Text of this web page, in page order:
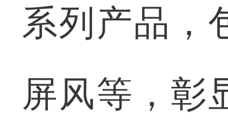
系列产品，
屏风等，彰